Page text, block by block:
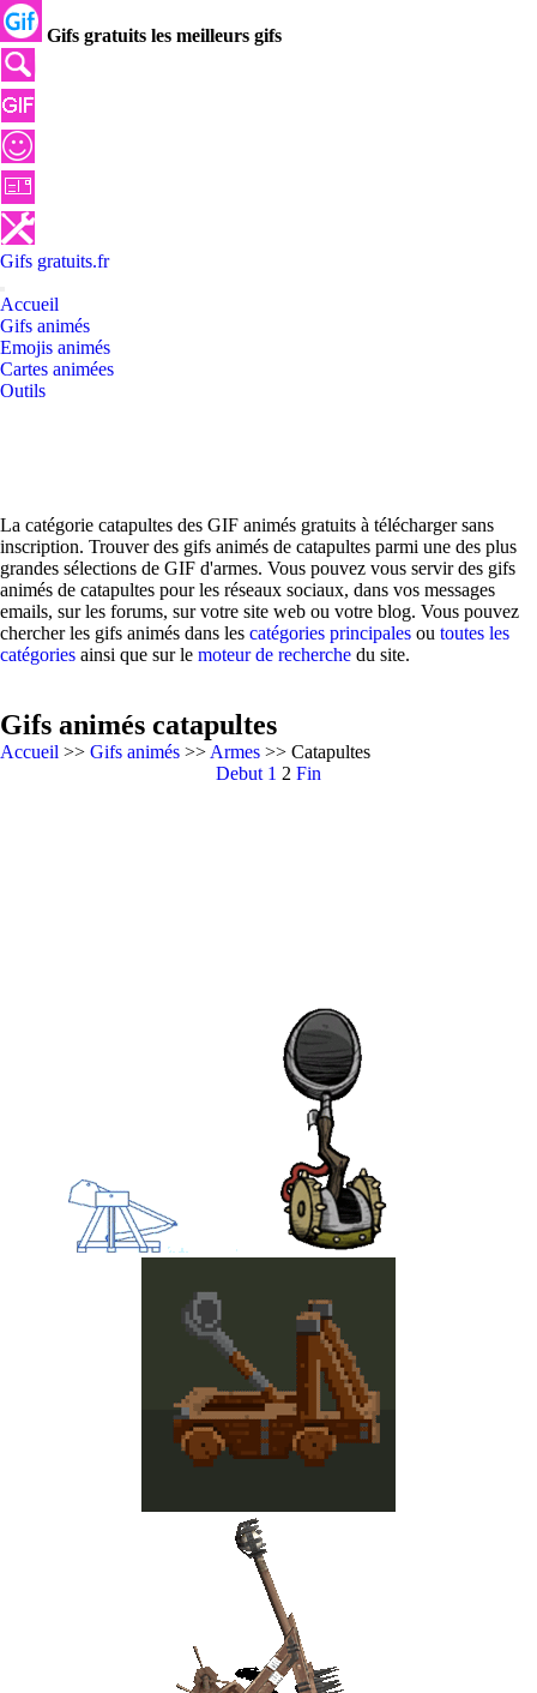
Gifs gratuits les meilleurs gifs
Gifs gratuits.fr
Accueil
Gifs animés
Emojis animés
Cartes animées
Outils
La catégorie catapultes des GIF animés gratuits à télécharger sans
inscription. Trouver des gifs animés de catapultes parmi une des plus
grandes sélections de GIF d'armes. Vous pouvez vous servir des gifs
animés de catapultes pour les réseaux sociaux, dans vos messages
emails, sur les forums, sur votre site web ou votre blog. Vous pouvez
chercher les gifs animés dans les catégories principales ou toutes les
catégories ainsi que sur le moteur de recherche du site.
Gifs animés catapultes
Accueil >> Gifs animés >> Armes >> Catapultes
Debut 1 2 Fin